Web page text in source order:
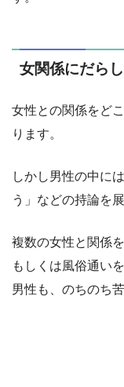
女関係にだら
女性との関係をど
ります。
しかし男性の中に
う」などの持論を
複数の女性と関係
もしくは風俗通い
男性も、のちのち